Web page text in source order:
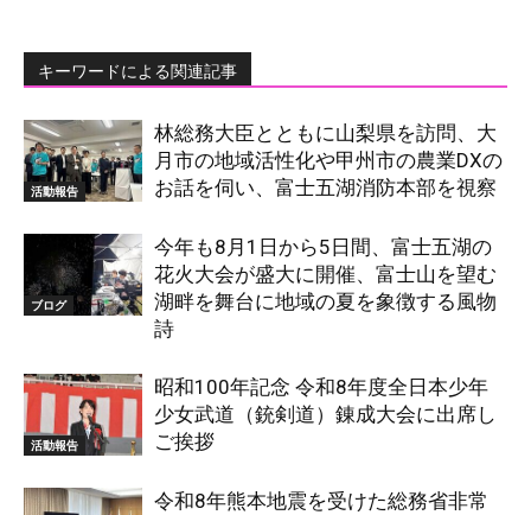
キーワードによる関連記事
活動報告
林総務大臣とともに山梨県を訪問、大
月市の地域活性化や甲州市の農業DXの
お話を伺い、富士五湖消防本部を視察
ブログ
今年も8月1日から5日間、富士五湖の
花火大会が盛大に開催、富士山を望む
湖畔を舞台に地域の夏を象徴する風物
詩
活動報告
昭和100年記念 令和8年度全日本少年
少女武道（銃剣道）錬成大会に出席し
ご挨拶
令和8年熊本地震を受けた総務省非常